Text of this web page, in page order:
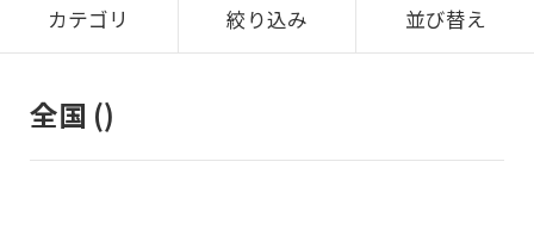
カテゴリ
絞り込み 並び替え
全国 ()